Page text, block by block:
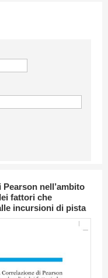
nell’ambito
fattori che
incursioni di pista